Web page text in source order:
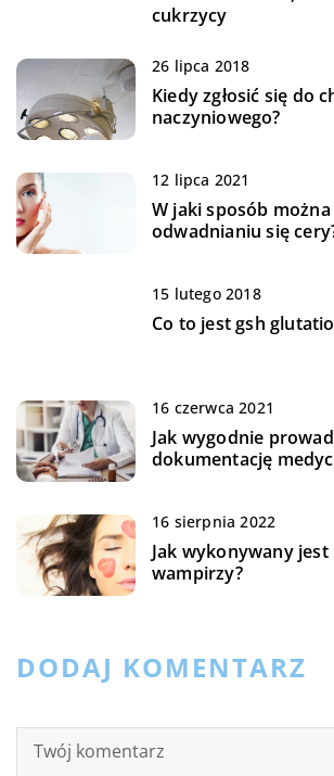
cukrzycy
26 lipca 2018
Kiedy zgłosić się do
naczyniowego?
12 lipca 2021
W jaki sposób
odwadnianiu się
15 lutego 2018
Co to jest gsh
16 czerwca 2021
Jak wygodnie
dokumentację
16 sierpnia 2022
Jak wykonywany
wampirzy?
DODAJ KOMENTARZ